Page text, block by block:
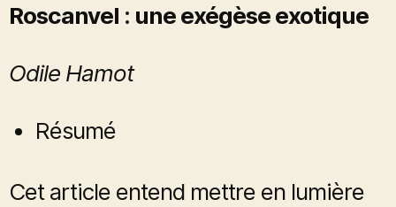
Roscanvel : une exégèse exotique
Odile Hamot
Résumé
Cet article entend mettre en lumière